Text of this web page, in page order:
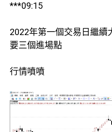
***09:15
2022年第一個交易日繼續
要三個進場點
行情噴噴